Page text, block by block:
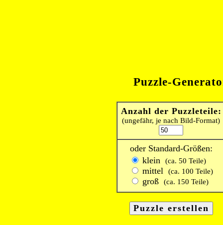
Puzzle-
Anzahl der Puzzleteile:
(ungefähr, je nach Bild-Format)
oder Standard-Größen:
klein
(ca. 50 Teile)
mittel (ca. 100 Teile)
groß (ca. 150 Teile)